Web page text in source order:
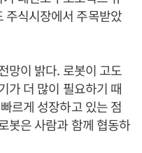
주식시장에서 주목받았
망이 밝다. 로봇이 고도
가 더 많이 필요하기 때
르게 성장하고 있는 점
봇은 사람과 함께 협동하